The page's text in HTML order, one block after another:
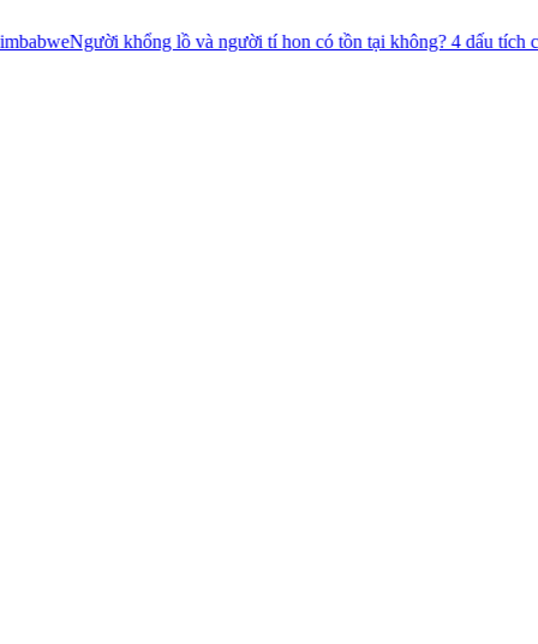
khổng lồ và người tí hon có tồn tại không? 4 dấu tích chưa có lời giải!